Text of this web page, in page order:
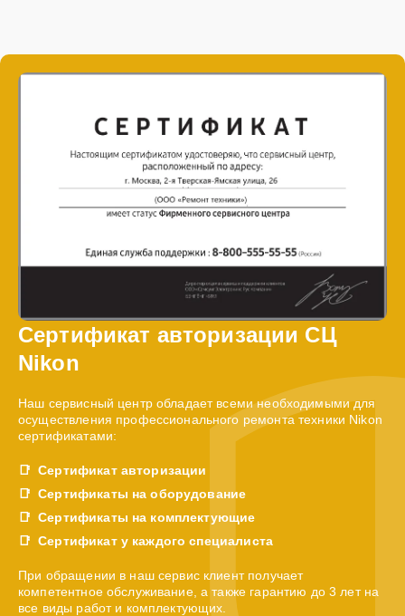
Сертификат авторизации СЦ
Nikon
Наш сервисный центр обладает всеми необходимыми для
осуществления профессионального ремонта техники Nikon
сертификатами:
Сертификат авторизации
Сертификаты на оборудование
Сертификаты на комплектующие
Сертификат у каждого специалиста
При обращении в наш сервис клиент получает
компетентное обслуживание, а также гарантию до 3 лет на
все виды работ и комплектующих.